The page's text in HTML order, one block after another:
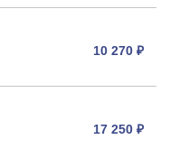
10 270 ₽
17 250 ₽